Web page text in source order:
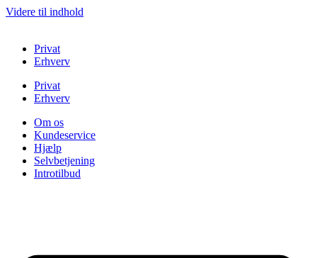
Videre til indhold
Privat
Erhverv
Privat
Erhverv
Om os
Kundeservice
Hjælp
Selvbetjening
Introtilbud